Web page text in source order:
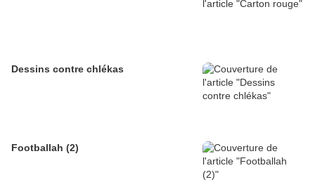
Dessins contre chlékas
Footballah (2)